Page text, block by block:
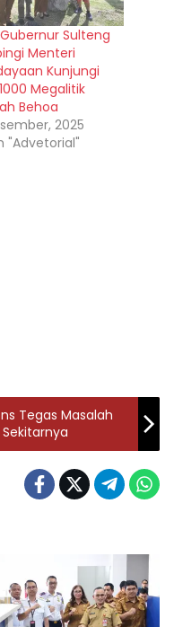
Sulteng
Menteri
Kunjungi
Megalitik
Behoa
2025
"Advetorial"
Tegas Masalah